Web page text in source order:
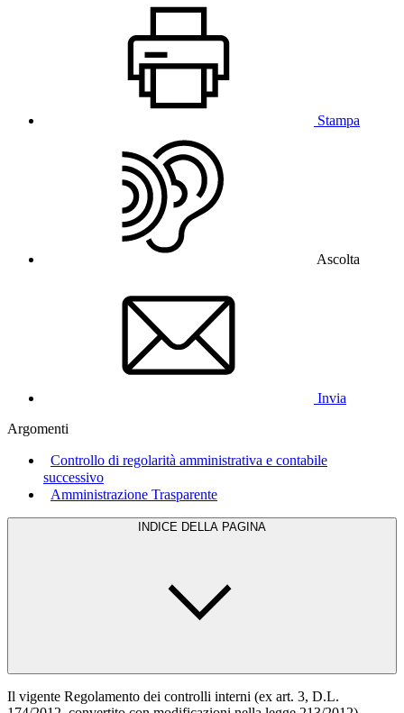
Stampa
Ascolta
Invia
Argomenti
Controllo di regolarità amministrativa e contabile
successivo
Amministrazione Trasparente
INDICE DELLA PAGINA
Il vigente Regolamento dei controlli interni (ex art. 3, D.L.